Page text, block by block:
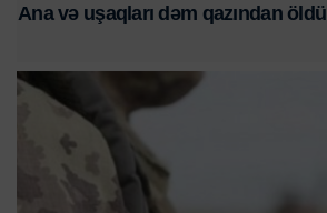
Ana və uşaqları dəm qazından öldü